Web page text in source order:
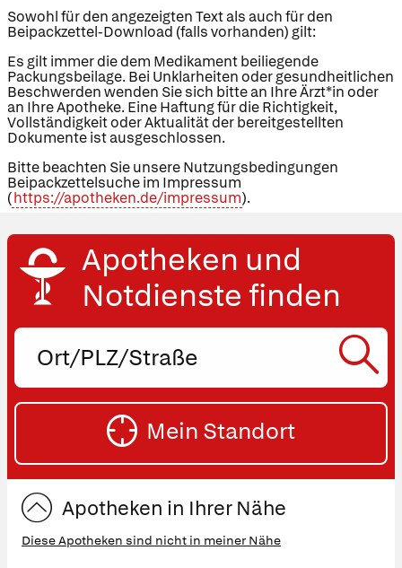
Sowohl für den angezeigten Text als auch für den
Beipackzettel-Download (falls vorhanden) gilt:
Es gilt immer die dem Medikament beiliegende
Packungsbeilage. Bei Unklarheiten oder gesundheitlichen
Beschwerden wenden Sie sich bitte an Ihre Ärzt*in oder
an Ihre Apotheke. Eine Haftung für die Richtigkeit,
Vollständigkeit oder Aktualität der bereitgestellten
Dokumente ist ausgeschlossen.
Bitte beachten Sie unsere Nutzungsbedingungen
Beipackzettelsuche im Impressum
(https://apotheken.de/impressum).
Apotheken und
Notdienste finden
Ort,
oder
Straße
Mein Standort
Apotheken in Ihrer Nähe
Diese Apotheken sind nicht in meiner Nähe